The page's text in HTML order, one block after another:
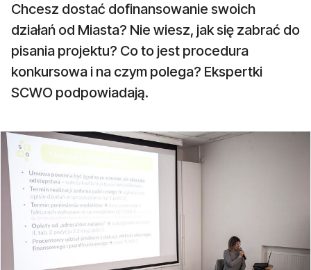
Chcesz dostać dofinansowanie swoich
działań od Miasta? Nie wiesz, jak się zabrać do
pisania projektu? Co to jest procedura
konkursowa i na czym polega? Ekspertki
SCWO podpowiadają.